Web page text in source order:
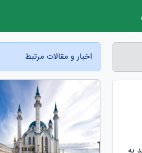
به
اخبار و مقالات مرتبط